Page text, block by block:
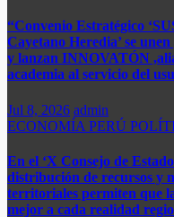
“Convenio Estratégico
Cayetano Heredia’ se
y lanzan INNOVATÓN
academia al servicio del
Jul 8, 2026 admin
ECONOMÍA PERÚ
En el ‘X Consejo de
distribución de recursos y
territoriales permiten que
mejor a cada realidad